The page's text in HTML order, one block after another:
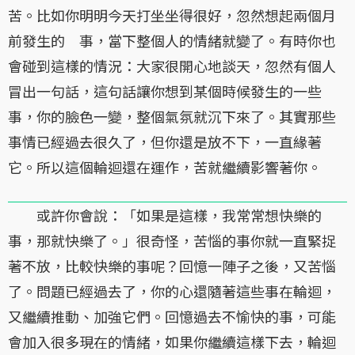
苦。比如你明明今天打坐坐得很好，忽然想起兩個月
前發生的 事，當下整個人的情緒就變了。有時你也
會碰到這樣的情況：大家很開心地談天，忽然有個人
冒出一句話，這句話讓你想到某個時候發生的一些
事，你的臉色一變，整個氣氛就沉下來了。其實那些
事情已經過去很久了，但你還是放不下，一直緣著
它。所以這個輪迴還在運作，苦就繼續影響著你。
或許你會說：「如果是這樣，我常常想快樂的
事，那就快樂了。」很奇怪，苦惱的事你就一直緊捉
著不放，比較快樂的事呢？回憶一陣子之後，又苦惱
了。問題已經過去了，你的心還隨著這些事在輪迴，
又繼續推動、加強它們。回憶過去不愉快的事，可能
會加入很多現在的情緒，如果你繼續這樣下去，輪迴